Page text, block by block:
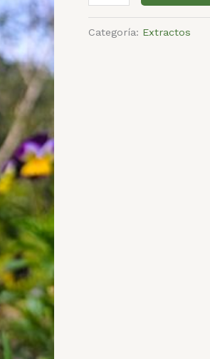
Categoría: Extractos